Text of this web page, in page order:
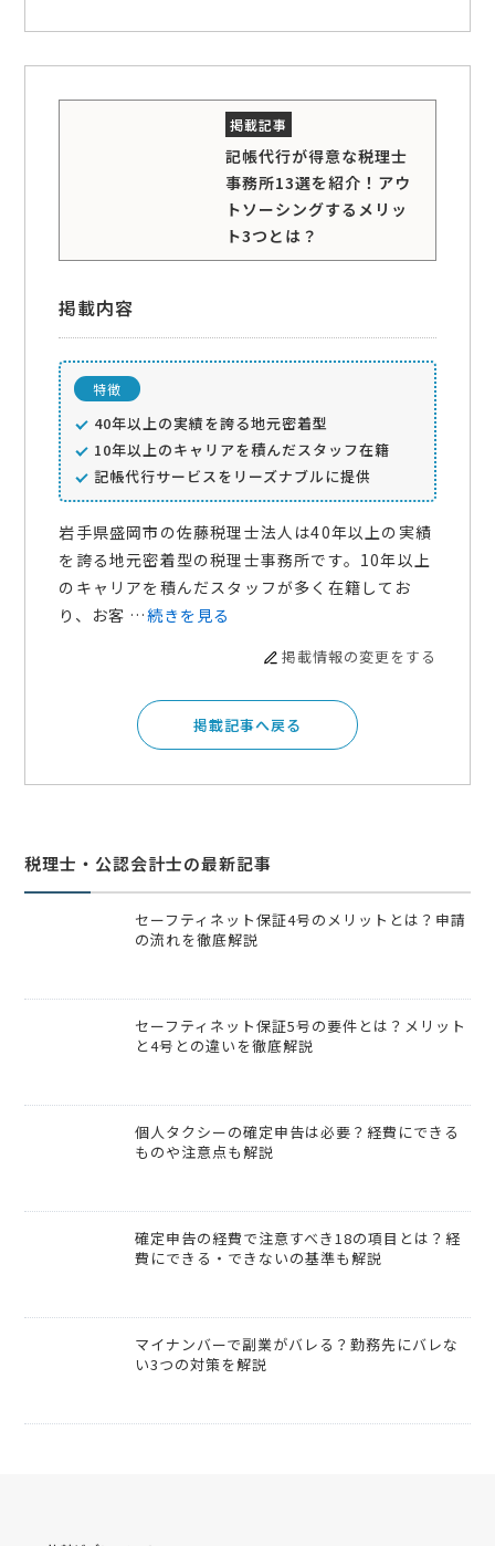
記帳代行が得意な税理士
事務所13選を紹介！アウ
トソーシングするメリッ
ト3つとは？
掲載内容
特徴
40年以上の実績を誇る地元密着型
10年以上のキャリアを積んだスタッフ在籍
記帳代行サービスをリーズナブルに提供
岩手県盛岡市の佐藤税理士法人は40年以上の実績
を誇る地元密着型の税理士事務所です。10年以上
のキャリアを積んだスタッフが多く在籍してお
り、お客 …続きを見る
掲載情報の変更をする
掲載記事へ戻る
税理士・公認会計士の最新記事
セーフティネット保証4号のメリットとは？申請
の流れを徹底解説
セーフティネット保証5号の要件とは？メリット
と4号との違いを徹底解説
個人タクシーの確定申告は必要？経費にできる
ものや注意点も解説
確定申告の経費で注意すべき18の項目とは？経
費にできる・できないの基準も解説
マイナンバーで副業がバレる？勤務先にバレな
い3つの対策を解説